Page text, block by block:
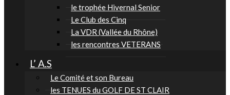
le trophée Hivernal Senior
Le Club des Cinq
La VDR (Vallée du Rhône)
les rencontres VETERANS
L’ A.S
Le Comité et son Bureau
les TENUES du GOLF DE ST CLAIR